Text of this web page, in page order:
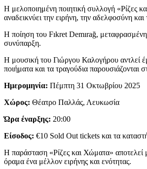
Η μελοποιημένη ποιητική συλλογή «Ρίζες
αναδεικνύει την ειρήνη, την αδελφοσύνη
Η ποίηση του Fıkret Demırağ,
συνύπαρξη.
Η μουσική του Γιώργου Καλογήρου αντλεί
ποιήματα και τα τραγούδια παρουσιάζονται
Ημερομηνία: Πέμπτη 31 Οκτωβρίου 2025
Χώρος: Θέατρο Παλλάς, Λευκωσία
Ώρα έναρξης: 20:00
Είσοδος: €10 Sold Out tickets και τα
Η παράσταση «Ρίζες και Χώματα» αποτελεί
όραμα ένα μέλλον ειρήνης και ενότητας.